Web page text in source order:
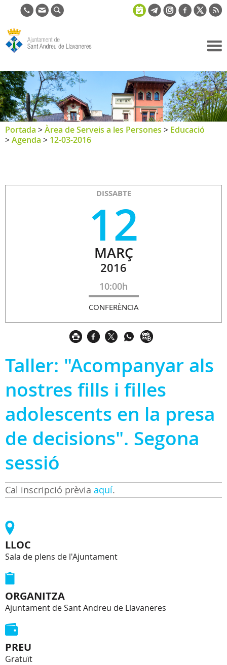
de Sant
Andreu de
Llavaneres
Portada >Àrea de Serveis a les Persones > Educació
>Agenda > 12-03-2016
DISSABTE
12
MARÇ
2016
10:00h
CONFERÈNCIA
Taller: "Acompanyar als
nostres fills i filles
adolescents en la presa
de decisions". Segona
sessió
Cal inscripció prèvia aquí.
LLOC
Sala de plens de l'Ajuntament
ORGANITZA
Ajuntament de Sant Andreu de Llavaneres
PREU
Gratuït